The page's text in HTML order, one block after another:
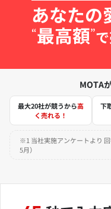
あなたの
“最高額”
MOTA
最大20社が競うから高
く売れる！
下
※1 当社実施アンケートより
5月）